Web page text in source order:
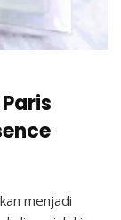
&
menjadi